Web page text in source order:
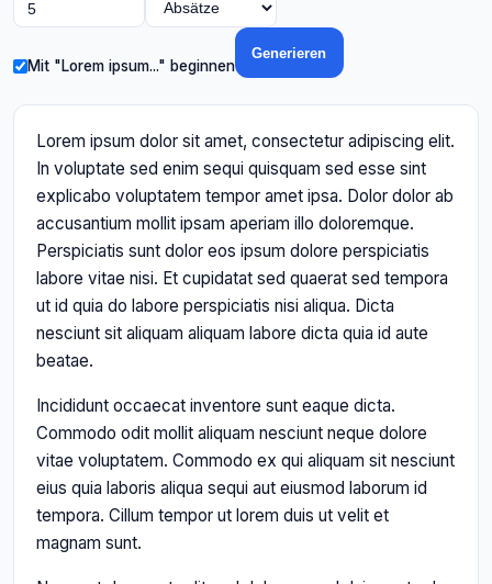
Mit "Lorem ipsum..." beginnen
Generieren
Lorem ipsum dolor sit amet, consectetur adipiscing elit.
In voluptate sed enim sequi quisquam sed esse sint
explicabo voluptatem tempor amet ipsa. Dolor dolor ab
accusantium mollit ipsam aperiam illo doloremque.
Perspiciatis sunt dolor eos ipsum dolore perspiciatis
labore vitae nisi. Et cupidatat sed quaerat sed tempora
ut id quia do labore perspiciatis nisi aliqua. Dicta
nesciunt sit aliquam aliquam labore dicta quia id aute
beatae.
Incididunt occaecat inventore sunt eaque dicta.
Commodo odit mollit aliquam nesciunt neque dolore
vitae voluptatem. Commodo ex qui aliquam sit nesciunt
eius quia laboris aliqua sequi aut eiusmod laborum id
tempora. Cillum tempor ut lorem duis ut velit et
magnam sunt.